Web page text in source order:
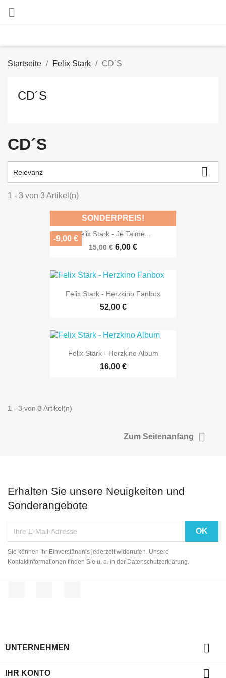

Startseite Felix Stark CD´S
CD´S
CD´S
Relevanz 
1 - 3 von 3 Artikel(n)
Felix Stark - Je Taime...
15,00 € 6,00 €
SONDERPREIS!
-9,00 €
Felix Stark - Herzkino Fanbox
52,00 €
Felix Stark - Herzkino Album
16,00 €
1 - 3 von 3 Artikel(n)
Zum Seitenanfang 
Erhalten Sie unsere Neuigkeiten und
Sonderangebote
Sie können Ihr Einverständnis jederzeit widerrufen. Unsere
Kontaktinformationen finden Sie u. a. in der Datenschutzerklärung.
UNTERNEHMEN 
IHR KONTO 